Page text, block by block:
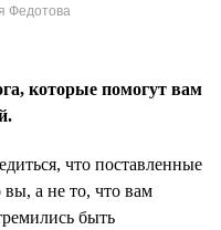
Федотова
которые помогут вам
что поставленные
а не то, что вам
быть